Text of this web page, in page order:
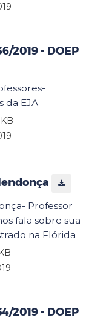
2019 - DOEP
da EJA
Professor
fala sobre sua
na Flórida
2019 - DOEP